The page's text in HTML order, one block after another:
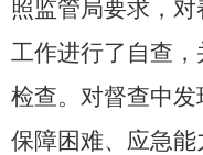
照监管局要求，
工作进行了自查
检查。对督查中
保障困难、应急